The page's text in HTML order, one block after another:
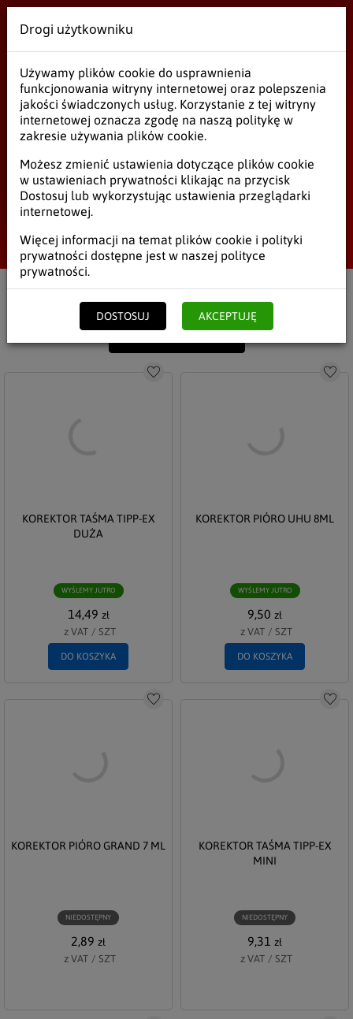
Wielobranżowe
Długopisy, Markery
Papiery komputerowe
Skoroszyty, Segregatory
Zeszyty, Druki
Do schowka
KOREKTOR TAŚMA TIPP-EX
DUŻA
WYŚLEMY JUTRO
14,49 zł
z VAT / SZT
DO KOSZYKA
Do
KOREKTOR PIÓRO UHU 8ML
WYŚLEMY JUTRO
9,50 zł
z VAT / SZT
DO KOSZYKA
Do schowka
KOREKTOR PIÓRO GRAND 7 ML
NIEDOSTĘPNY
2,89 zł
z VAT / SZT
Do
KOREKTOR TAŚMA TIPP-EX
MINI
NIEDOSTĘPNY
9,31 zł
z VAT / SZT
Drogi użytkowniku
Używamy plików cookie do usprawnienia
funkcjonowania witryny internetowej oraz polepszenia
jakości świadczonych usług. Korzystanie z tej witryny
internetowej oznacza zgodę na naszą politykę w
zakresie używania plików cookie.
Możesz zmienić ustawienia dotyczące plików cookie
w ustawieniach prywatności klikając na przycisk
Dostosuj lub wykorzystując ustawienia przeglądarki
internetowej.
Więcej informacji na temat plików cookie i polityki
prywatności dostępne jest w naszej polityce
prywatności.
DOSTOSUJ AKCEPTUJĘ